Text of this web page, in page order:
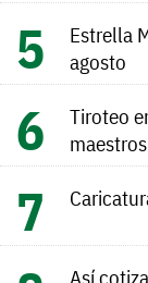
Estrella
agosto
Tiroteo
Así